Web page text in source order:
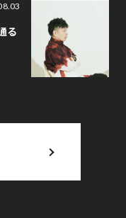
る